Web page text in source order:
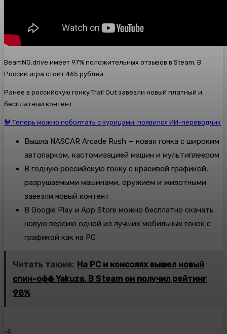
BeamNG.drive имеет 97% положительных отзывов в Steam. В
России игра стоит 465 рублей.
Ранее в российскую гонку Trail Out завезли новый платный и
бесплатный контент.
🐓 Теперь можно поболтать с курицами: появился ИИ-переводчик
Вышла NASCAR Arcade Rush — новая гонка с широким
автопарком, кастомизацией машин и мультиплеером
В годную российскую гонку с красивой графикой,
разрушаемыми машинами, оружием и животными
завезли новый контент
В Google Play и App Store можно бесплатно скачать
новую версию одной из лучших мобильных гонок с
графикой как на PC
Читать также: На PC и консолях вышел новый
спин-офф Yakuza. В Steam он получил рейтинг
98%
-4